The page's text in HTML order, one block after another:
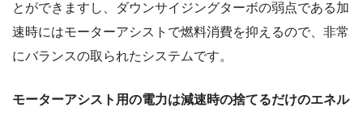
とができますし、ダウンサイジングターボの弱点である加
速時にはモーターアシストで燃料消費を抑えるので、非常
にバランスの取られたシステムです。
モーターアシスト用の電力は減速時の捨てるだけのエネル